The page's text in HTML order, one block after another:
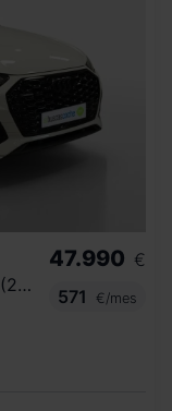
BLACK LINE TDI QUATTRO 150KW (204CV) S T
47.990 €
571
€/mes